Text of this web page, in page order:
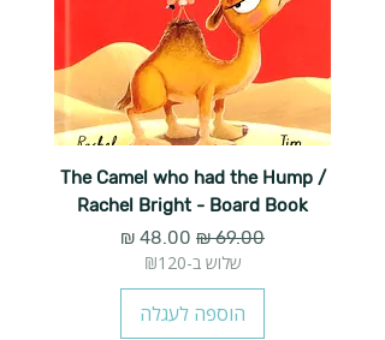
The Camel who had the Hump /
Rachel Bright - Board Book
מחיר רגיל מחיר מבצע
שלוש ב-₪120
הוספה לעגלה